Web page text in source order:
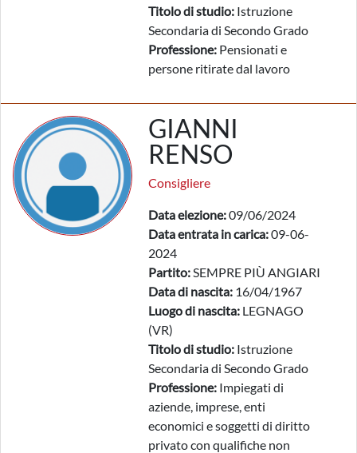
Titolo di studio: Istruzione
Secondaria di Secondo Grado
Professione: Pensionati e
persone ritirate dal lavoro
GIANNI
RENSO
Consigliere
Data elezione:09/06/2024
Data entrata in carica:09-06-
2024
Partito:SEMPRE PIÙ ANGIARI
Data di nascita: 16/04/1967
Luogo di nascita: LEGNAGO
(VR)
Titolo di studio: Istruzione
Secondaria di Secondo Grado
Professione: Impiegati di
aziende, imprese, enti
economici e soggetti di diritto
privato con qualifiche non